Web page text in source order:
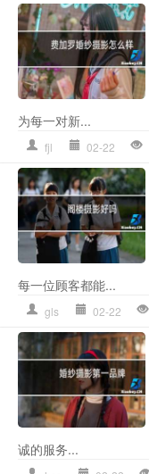
为每一对新...
fjl 02-22
每一位顾客都能...
gls 02-22
诚的服务...